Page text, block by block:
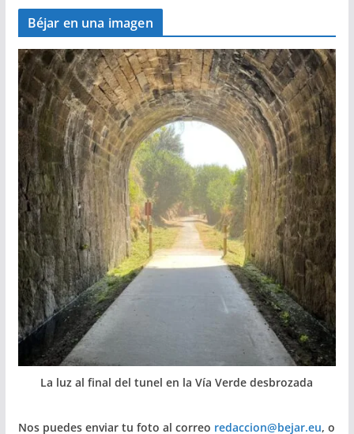
Béjar en una imagen
La luz al final del tunel en la Vía Verde desbrozada
Nos puedes enviar tu foto al correo redaccion@bejar.eu, o